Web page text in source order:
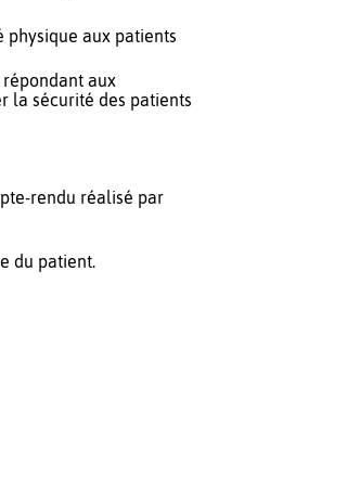
physique aux patients
aux
la sécurité des patients
rendu réalisé par
du patient.